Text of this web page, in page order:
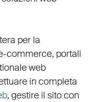
per la
commerce, portali
web
in completa
, gestire il sito con